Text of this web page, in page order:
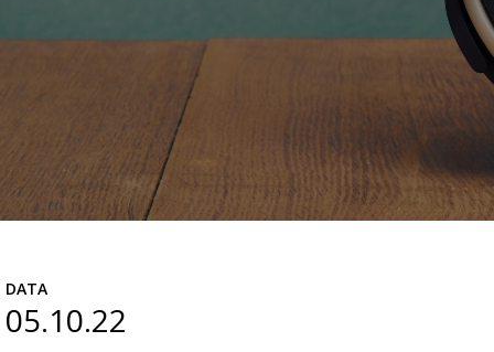
DATA
05.10.22